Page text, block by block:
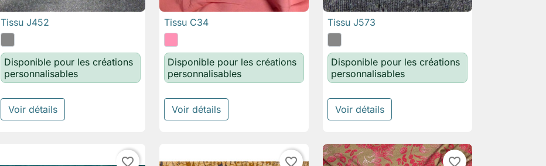
 Aperçu rapide
Tissu J452
Disponible pour les créations
personnalisables
Voir détails

Tissu C34
Disponible pour les créations
personnalisables
Voir détails
 Aperçu rapide
Tissu J573
Disponible pour les créations
personnalisables
Voir détails
favorite_border favorite_border favorite_border